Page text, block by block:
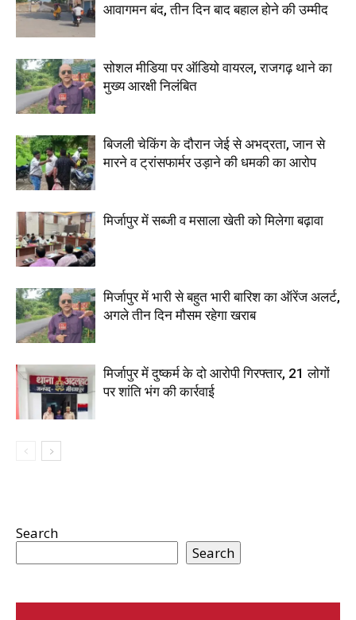
आवागमन बंद, तीन दिन बाद बहाल होने की उम्मीद
सोशल मीडिया पर ऑडियो वायरल, राजगढ़ थाने का
मुख्य आरक्षी निलंबित
बिजली चेकिंग के दौरान जेई से अभद्रता, जान से
मारने व ट्रांसफार्मर उड़ाने की धमकी का आरोप
मिर्जापुर में सब्जी व मसाला खेती को मिलेगा बढ़ावा
मिर्जापुर में भारी से बहुत भारी बारिश का ऑरेंज अलर्ट,
अगले तीन दिन मौसम रहेगा खराब
मिर्जापुर में दुष्कर्म के दो आरोपी गिरफ्तार, 21 लोगों
पर शांति भंग की कार्रवाई
Search
Search